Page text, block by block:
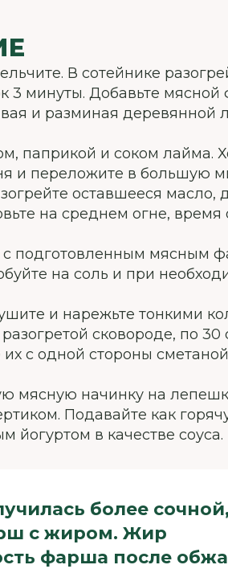
В сотейнике
3 минуты. Добавьте
и разминая деревянной
паприкой и соком лайма.
и переложите в большую
оставшееся масло,
на среднем огне, время
с подготовленным мясным
на соль и при
и нарежьте тонкими
сковороде, по 30
с одной стороны
мясную начинку на
Подавайте как
йогуртом в качестве соуса.
более сочной,
с жиром. Жир
фарша после